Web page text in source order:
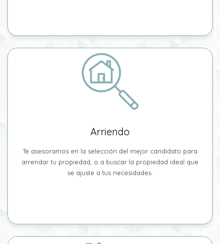
Arriendo
Te asesoramos en la selección del mejor candidato para
arrendar tu propiedad, o a buscar la propiedad ideal que
se ajuste a tus necesidades.